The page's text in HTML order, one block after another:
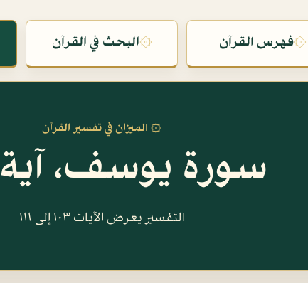
۞فهرس القرآن ۞البحث في القرآن
۞ الميزان في تفسير القرآن
سورة يوسف، آية ١٠٣
التفسير يعرض الآيات ١٠٣ إلى ١١١